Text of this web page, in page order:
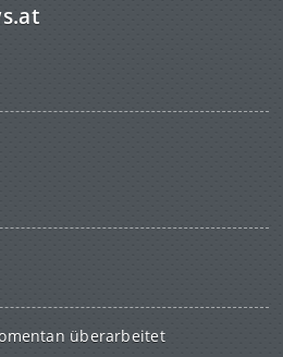
überarbeitet